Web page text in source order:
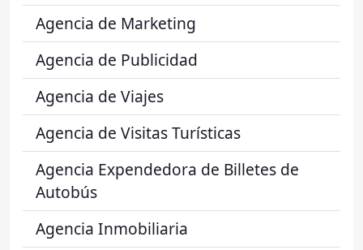
Agencia de Marketing
Agencia de Publicidad
Agencia de Viajes
Agencia de Visitas Turísticas
Agencia Expendedora de Billetes de
Autobús
Agencia Inmobiliaria